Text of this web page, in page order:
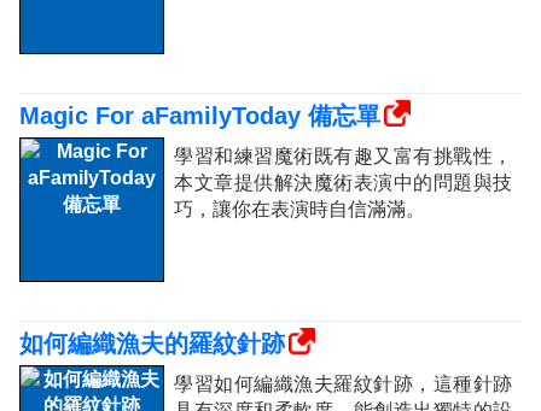
Magic For aFamilyToday 備忘單
學習和練習魔術既有趣又富有挑戰性，
本文章提供解決魔術表演中的問題與技
巧，讓你在表演時自信滿滿。
如何編織漁夫的羅紋針跡
學習如何編織漁夫羅紋針跡，這種針跡